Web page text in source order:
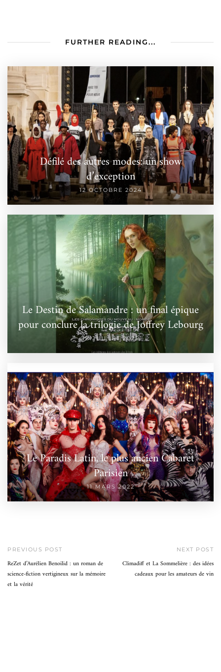
FURTHER READING...
Défilé des autres modes: un show
d’exception
12 OCTOBRE 2024
Le Destin de Salamandre : un final épique
pour conclure la trilogie de Joffrey Lebourg
18 JUILLET 2025
Le Paradis Latin, le plus ancien Cabaret
Parisien
11 MARS 2022
PREVIOUS POST
ReZet d’Aurélien Benoilid : un roman de
science-fiction vertigineux sur la mémoire
et la vérité
NEXT POST
Climadiff et La Sommelière : des idées
cadeaux pour les amateurs de vin